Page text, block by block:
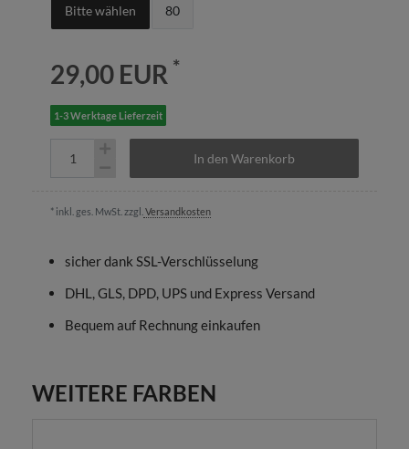
Bitte wählen 80
29,00 EUR *
1-3 Werktage Lieferzeit
In den Warenkorb
* inkl. ges. MwSt. zzgl. Versandkosten
sicher dank SSL-Verschlüsselung
DHL, GLS, DPD, UPS und Express Versand
Bequem auf Rechnung einkaufen
WEITERE FARBEN